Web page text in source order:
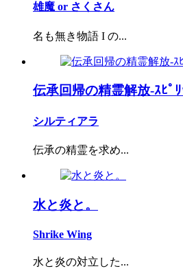
雄魔 or さくさん
名も無き物語 I の...
伝承回帰の精霊解放-ｽﾋﾟﾘ
シルティアラ
伝承の精霊を求め...
水と炎と。
Shrike Wing
水と炎の対立した...